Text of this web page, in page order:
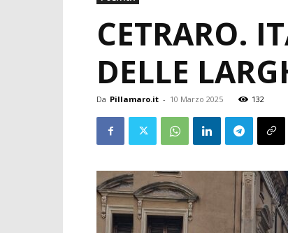
CETRARO.
DELLE
Da Pillamaro.it - 10 Marzo 2025 132